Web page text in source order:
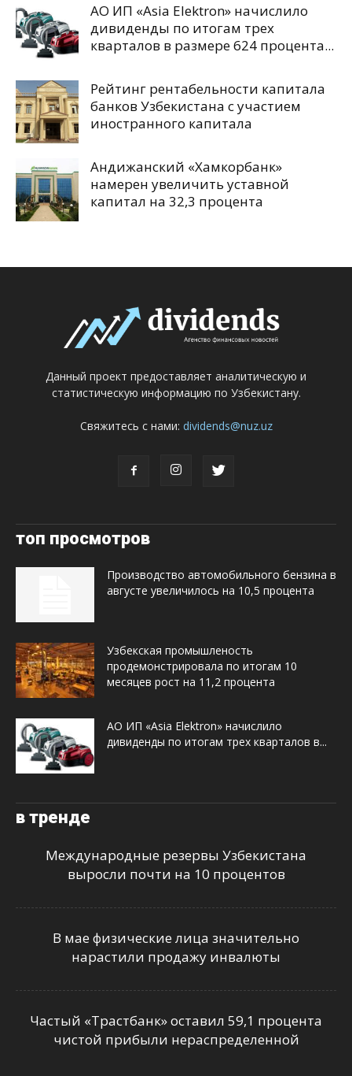
АО ИП «Asia Elektron» начислило
дивиденды по итогам трех
кварталов в размере 624 процента...
Рейтинг рентабельности капитала
банков Узбекистана с участием
иностранного капитала
Андижанский «Хамкорбанк»
намерен увеличить уставной
капитал на 32,3 процента
Данный проект предоставляет аналитическую и
статистическую информацию по Узбекистану.
Свяжитесь с нами: dividends@nuz.uz
топ просмотров
Производство автомобильного бензина в
августе увеличилось на 10,5 процента
Узбекская промышленость
продемонстрировала по итогам 10
месяцев рост на 11,2 процента
АО ИП «Asia Elektron» начислило
дивиденды по итогам трех кварталов в...
в тренде
Международные резервы Узбекистана
выросли почти на 10 процентов
В мае физические лица значительно
нарастили продажу инвалюты
Частый «Трастбанк» оставил 59,1 процента
чистой прибыли нераспределенной